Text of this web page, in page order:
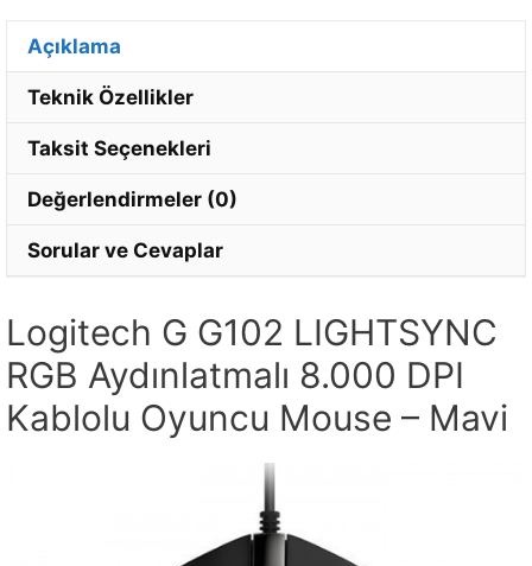
Açıklama
Teknik Özellikler
Taksit Seçenekleri
Değerlendirmeler (0)
Sorular ve Cevaplar
Logitech G G102 LIGHTSYNC
RGB Aydınlatmalı 8.000 DPI
Kablolu Oyuncu Mouse – Mavi